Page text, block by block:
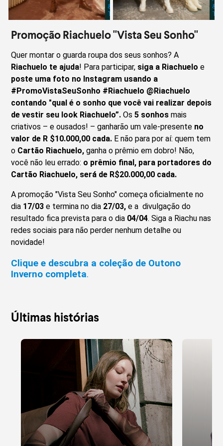
&
TERROSOS
&
Promoção Riachuelo "Vista Seu Sonho"
Quer montar o guarda roupa dos seus sonhos? A
Riachuelo te ajuda! Para participar, siga a Riachuelo e
poste uma foto no Instagram usando a
#PromoVistaSeuSonho #Riachuelo @Riachuelo
contando "qual é o sonho que você vai realizar depois
de vestir seu look Riachuelo”. Os 5 sonhosmais
criativos – e ousados! – ganharão um vale-presente no
valor de R $10.000,00 cada. E não para por aí: quem tem
o Cartão Riachuelo, ganha o prêmio em dobro! Não,
você não leu errado: o prêmio final, para portadores do
Cartão Riachuelo, será de R$20.000,00 cada.
A promoção "Vista Seu Sonho" começa oficialmente no
dia 17/03 e termina no dia 27/03, e a divulgação do
resultado fica prevista para o dia 04/04. Siga a Riachu nas
redes sociais para não perder nenhum detalhe ou
novidade!
Clique e descubra a coleção de Outono
Inverno completa.
Últimas histórias